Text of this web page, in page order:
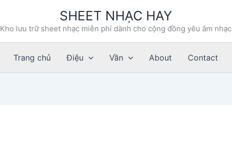
SHEET NHẠC HAY
Kho lưu trữ sheet nhạc miễn phí dành cho cộng đồng yêu âm nhạc
Trang chủ Điệu Vần About Contact